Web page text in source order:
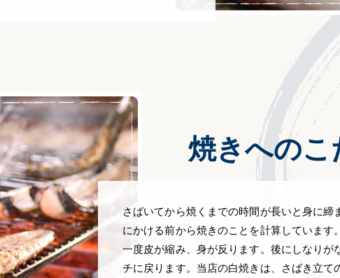
焼きへのこ
さばいてから焼くまでの時間が長いと身に締
にかける前から焼きのことを計算しています
一度皮が縮み、身が反ります。後にしなりが
チに戻ります。当店の白焼きは、さばき立て